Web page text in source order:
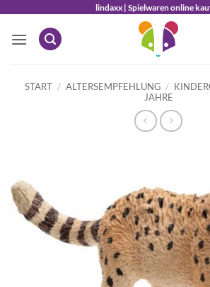
springen
lindaxx | Spielwaren online
START / ALTERSEMPFEHLUNG /
JAHRE